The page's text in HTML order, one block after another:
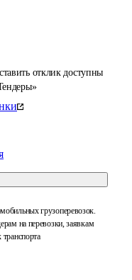
отклик доступны
грузоперевозок.
на перевозки, заявкам
транспорта